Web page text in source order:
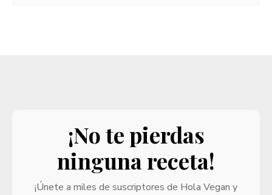
¡No te pierdas
ninguna receta!
¡Únete a miles de suscriptores de Hola Vegan y